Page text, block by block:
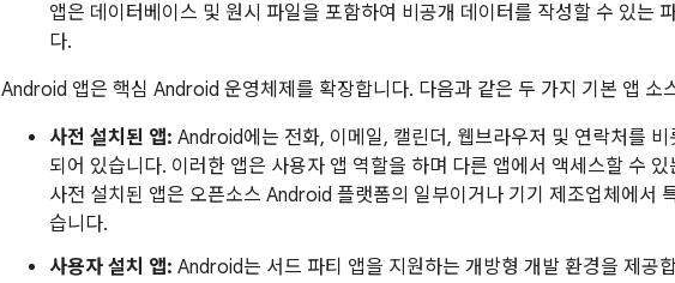
앱은 데이터베이스 및 원시 파일을 포함하여 비공개 데이터를 작성할 수 있는
다.
Android 앱은 핵심 Android 운영체제를 확장합니다. 다음과 같은 두 가지 기본 앱 소
사전 설치된 앱: Android에는 전화, 이메일, 캘린더, 웹브라우저 및 연락처를
되어 있습니다. 이러한 앱은 사용자 앱 역할을 하며 다른 앱에서 액세스할 수
사전 설치된 앱은 오픈소스 Android 플랫폼의 일부이거나 기기 제조업체에서
습니다.
사용자 설치 앱: Android는 서드 파티 앱을 지원하는 개방형 개발 환경을 제공